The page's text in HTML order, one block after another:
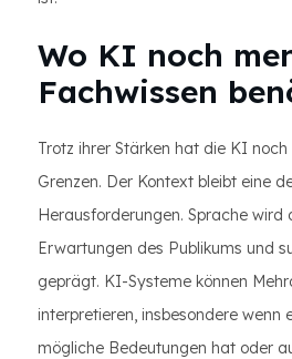
Wo KI noch
Fachwissen
Trotz ihrer Stärken hat die KI
Grenzen. Der Kontext bleibt eine
Herausforderungen. Sprache wird
Erwartungen des Publikums und
geprägt. KI-Systeme können
interpretieren, insbesondere wenn
mögliche Bedeutungen hat oder